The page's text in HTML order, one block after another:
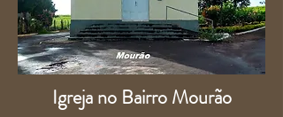
Igreja no Bairro Mourão